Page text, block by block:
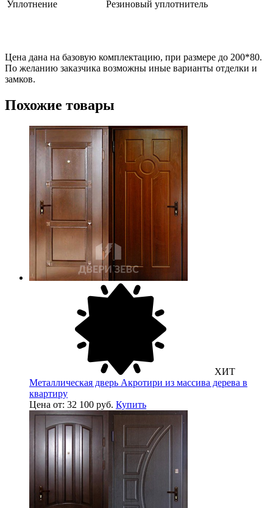
Уплотнение Резиновый уплотнитель
Цена дана на базовую комплектацию, при размере до 200*80.
По желанию заказчика возможны иные варианты отделки и
замков.
Похожие товары
ХИТ
Металлическая дверь Акротири из массива дерева в
квартиру
Цена от: 32 100 руб. Купить